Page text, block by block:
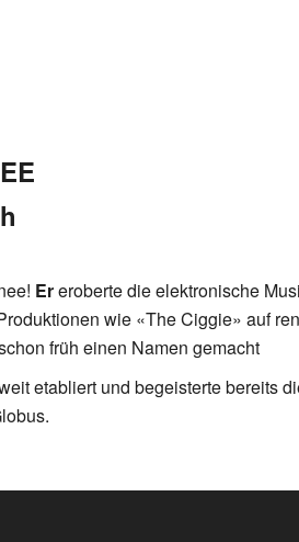
Ereroberte die elektronische
wie «The Ciggie» auf
früh einen Namen gemacht
etabliert und begeisterte bereits